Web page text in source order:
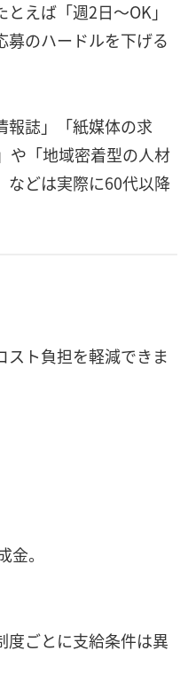
えば「週2日〜OK」
募のハードルを下げる
報誌」「紙媒体の求
や「地域密着型の人材
などは実際に60代以降
スト負担を軽減できま
。
ごとに支給条件は異